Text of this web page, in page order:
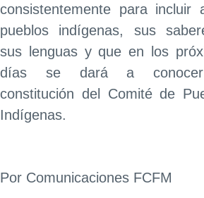
consistentemente para incluir
pueblos indígenas, sus
sus lenguas y que en los
días se dará a
constitución del Comité de
Indígenas.
Por Comunicaciones FCFM